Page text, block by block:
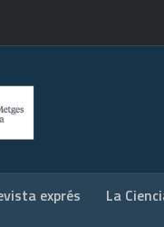
exprés La